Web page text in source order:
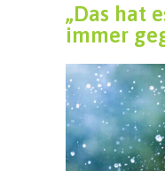
„Das hat
immer